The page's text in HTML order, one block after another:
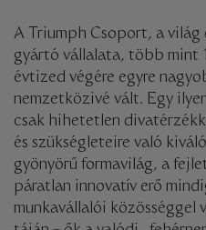
A Triumph Csoport, a világ
gyártó vállalata, több mint
évtized végére egyre
nemzetközivé vált. Egy
csak hihetetlen
és szükségleteire való
gyönyörű formavilág, a
páratlan innovatív erő
munkavállalói közösséggel